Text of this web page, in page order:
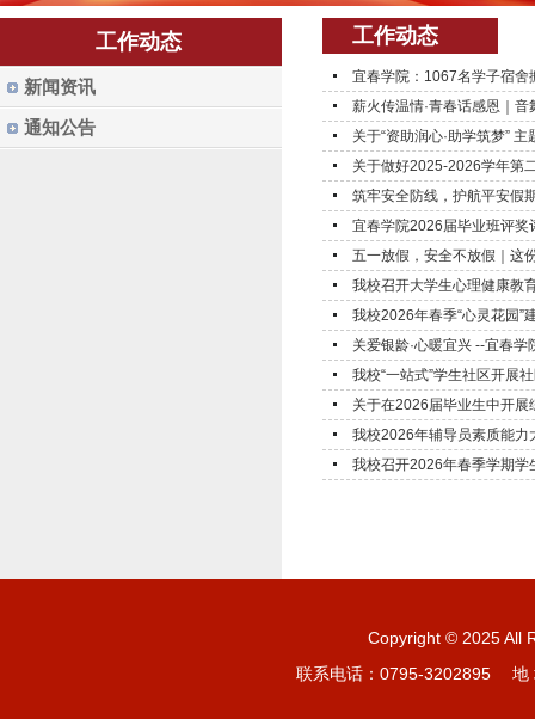
工作动态
新闻资讯
通知公告
工作动态
宜春学院：1067名学子宿舍
薪火传温情·青春话感恩｜
关于“资助润心·助学筑梦”
关于做好2025-2026学年第
筑牢安全防线，护航平安假
宜春学院2026届毕业班评奖
五一放假，安全不放假｜这
我校召开大学生心理健康教
我校2026年春季“心灵花园”
关爱银龄·心暖宜兴 --宜春
我校“一站式”学生社区开展
关于在2026届毕业生中开
我校2026年辅导员素质能力
我校召开2026年春季学期学
Copyright © 2025 All
联系电话：0795-3202895 地